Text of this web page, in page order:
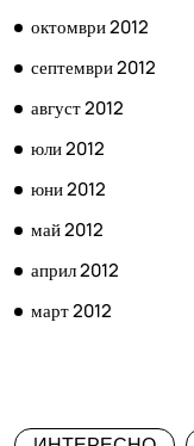
октомври 2012
септември 2012
август 2012
юли 2012
юни 2012
май 2012
април 2012
март 2012